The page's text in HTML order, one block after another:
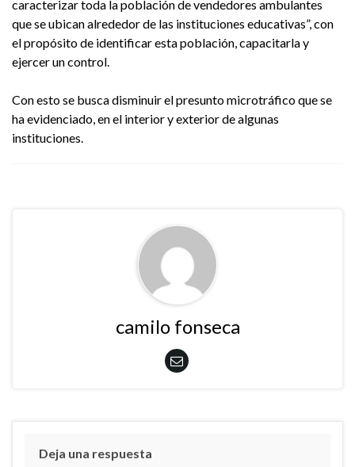
caracterizar toda la población de vendedores ambulantes
que se ubican alrededor de las instituciones educativas”, con
el propósito de identificar esta población, capacitarla y
ejercer un control.
Con esto se busca disminuir el presunto microtráfico que se
ha evidenciado, en el interior y exterior de algunas
instituciones.
camilo fonseca
Deja una respuesta